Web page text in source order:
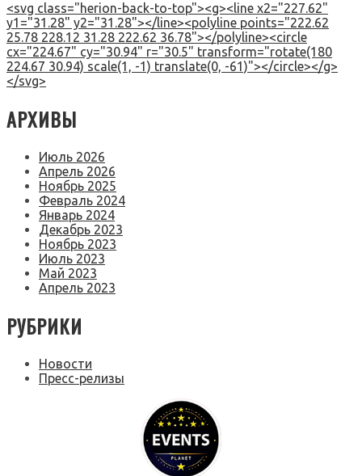
<svg class="herion-back-to-top"><g><line x2="227.62"
y1="31.28" y2="31.28"></line><polyline points="222.62
25.78 228.12 31.28 222.62 36.78"></polyline><circle
cx="224.67" cy="30.94" r="30.5" transform="rotate(180
224.67 30.94) scale(1, -1) translate(0, -61)"></circle></g>
</svg>
АРХИВЫ
Июль 2026
Апрель 2026
Ноябрь 2025
Февраль 2024
Январь 2024
Декабрь 2023
Ноябрь 2023
Июль 2023
Май 2023
Апрель 2023
РУБРИКИ
Новости
Пресс-релизы